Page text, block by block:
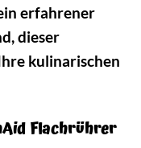
erfahrener
dieser
kulinarischen
Flachrührer